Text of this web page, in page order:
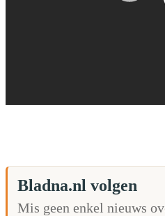
Bladna.nl volgen
Mis geen enkel nieuws